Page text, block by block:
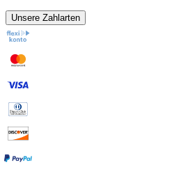
Unsere Zahlarten